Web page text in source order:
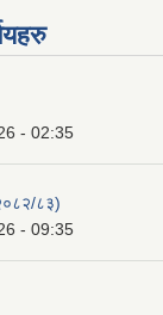
- 02:35
८३)
- 09:35